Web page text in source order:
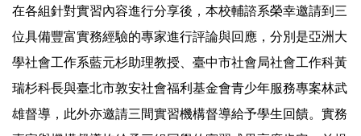
在各組針對實習內容進行分享後，本校輔諮系榮幸邀請到三
位具備豐富實務經驗的專家進行評論與回應，分別是亞洲大
學社會工作系藍元杉助理教授、臺中市社會局社會工作科黃
瑞杉科長與臺北市敦安社會福利基金會青少年服務專案林武
雄督導，此外亦邀請三間實習機構督導給予學生回饋。實務